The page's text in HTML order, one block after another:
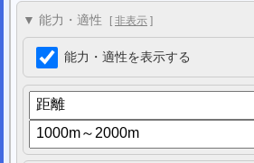
▼ 能力・適性 [ 非表示 ]
能力・適性を表示する